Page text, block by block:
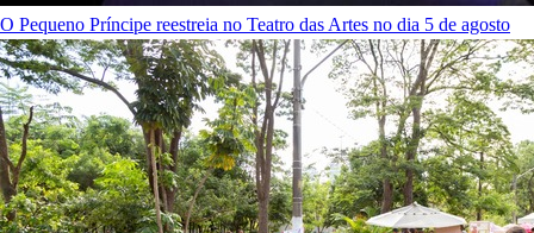
O Pequeno Príncipe reestreia no Teatro das Artes no dia 5 de agosto